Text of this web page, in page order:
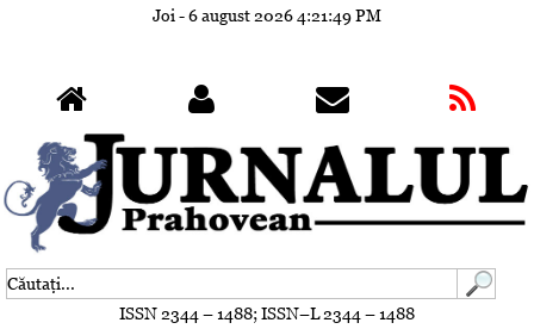
Joi - 6 august 20264:21:52 PM
ISSN 2344 – 1488; ISSN–L 2344 – 1488